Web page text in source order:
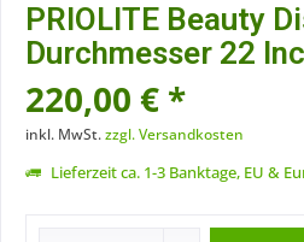
PRIOLITE Beauty
Durchmesser 22
220,00 € *
inkl. MwSt.zzgl. Versandkosten
Lieferzeit ca. 1-3 Banktage, EU &